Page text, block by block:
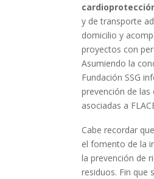
y de transporte
domicilio y
proyectos con
Asumiendo la
Fundación SSG
prevención de las
asociadas a
Cabe recordar
el fomento de la
la prevención de
residuos. Fin que